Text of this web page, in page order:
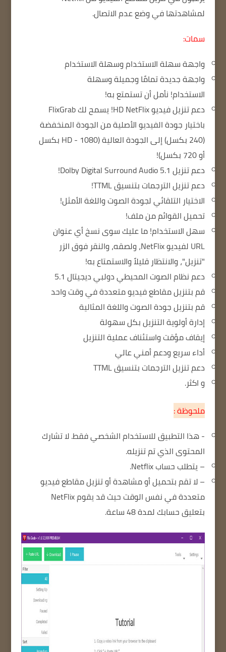
لمشاهدتها في وضع عدم الاتصال.
سمات:
واجهة سهلة الاستخدام وسهلة الاستخدام
واجهة جديدة تمامًا وجميلة وسهلة
الاستخدام! نأمل أن تستمتع به!
دعم تنزيل فيديو HD NetFlix!
يسمح لك FlixGrab
باختيار جودة الفيديو الأصلية من الجودة المنخفضة
(240 بكسل) إلى الجودة العالية (HD - 1080 بكسل
أو 720 بكسل)!
دعم تنزيل Dolby Digital Surround Audio 5.1!
دعم تنزيل الترجمات بتنسيق TTML!
الاختيار التلقائي لجودة الصوت واللغة الأمثل!
تحميل القوائم من ملف!
سهل الاستخدام!ما عليك سوى نسخ أي عنوان
URL لفيديو NetFlix، ولصقه، والنقر فوق الزر
"تنزيل"، والانتظار قليلاً والاستمتاع به!
دعم نظام الصوت المحيطي دولبي ديجيتال 5.1
قم بتنزيل مقاطع فيديو متعددة في وقت واحد
قم بتنزيل جودة الصوت واللغة المثالية
إدارة أولوية التنزيل بكل سهولة
إيقاف مؤقت واستئناف عملية التنزيل
أداء سريع ودعم أمني عالي
دعم تنزيل الترجمات بتنسيق TTML
و اكثر.
ملحوظة :
- هذا التطبيق للاستخدام الشخصي فقط.لا تشارك
المحتوى الذي تم تنزيله.
– يتطلب حساب Netflix.
– لا تقم بتحميل أو مشاهدة أو تنزيل مقاطع فيديو
متعددة في نفس الوقت حيث قد يقوم NetFlix
بتعليق حسابك لمدة 48 ساعة.